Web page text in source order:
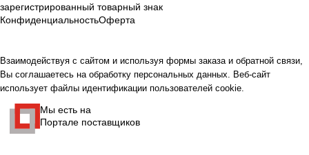
зарегистрированный товарный знак
КонфиденциальностьОферта
Взаимодействуя с сайтом и используя формы заказа и обратной связи,
Вы соглашаетесь на обработку персональных данных. Веб-сайт
использует файлы идентификации пользователей cookie.
Мы есть на
Портале поставщиков